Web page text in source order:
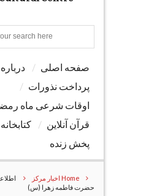
Search
صفحه اصلی
پرداخت نذورات
اوقات شرعی ماه رمضان
قرآن آنلاین
کتابخانه
پخش زنده
Home اخبار مرکز
حضرت فاطمه زهرا (س)